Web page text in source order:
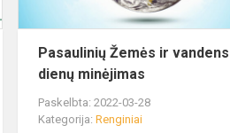
Pasaulinių Žemės ir vandens
dienų minėjimas
Paskelbta: 2022-03-28
Kategorija:Renginiai